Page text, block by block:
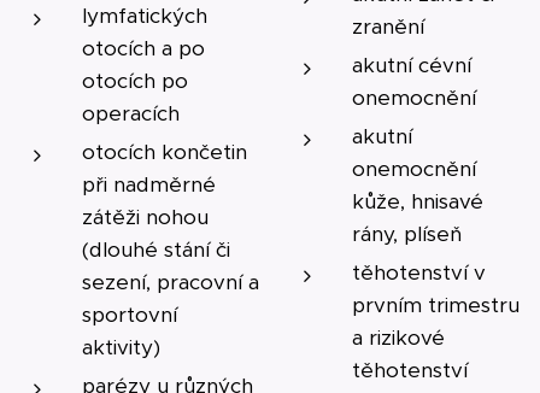
lymfatických
otocích a po
otocích po
operacích
otocích končetin
při nadměrné
zátěži nohou
(dlouhé stání či
sezení, pracovní a
sportovní
aktivity)
parézy u různých
zranění
akutní cévní
onemocnění
akutní
onemocnění
kůže, hnisavé
rány, plíseň
těhotenství v
prvním trimestru
a rizikové
těhotenství